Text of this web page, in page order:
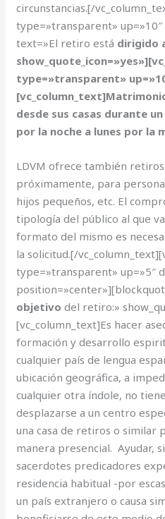
circunstancias.[/
type=»transparent»
text=»El retiro está dirigido
type=»transparent»
desde sus casas durante
por la noche a lunes por la
LDVM ofrece también
próximamente, para
hijos pequeños, etc. El
tipología del público al que
formato del mismo es
la solicitud.[/
type=»transparent» up=»5″
objetivodel retiro:»
[vc_column_text]Es hacer
formación y desarrollo
cualquier país de lengua
ubicación geográfica, a
cualquier otra índole, no
desplazarse a un centro
una casa de retiros o similar
manera presencial. Ayudar,
sacerdotes predicadores
residencia habitual -por
un país extranjero o causa